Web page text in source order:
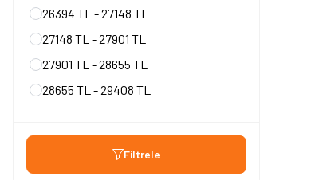
26394 TL - 27148 TL
27148 TL - 27901 TL
27901 TL - 28655 TL
28655 TL - 29408 TL
Filtrele